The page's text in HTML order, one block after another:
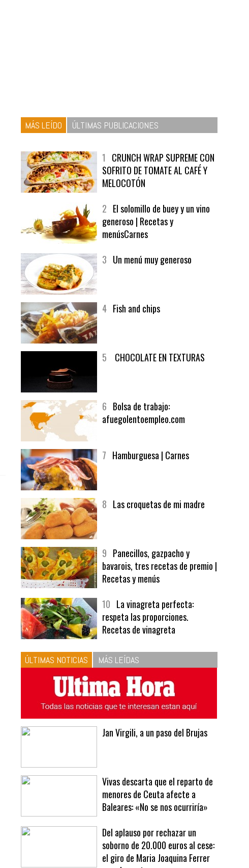
MÁS LEÍDO ÚLTIMAS PUBLICACIONES
SOFRITO DE TOMATE AL CAFÉ Y
MELOCOTÓN
generoso | Recetas y
afuegolentoempleo.com
bavarois, tres recetas de premio |
Recetas y menús
respeta las proporciones.
Recetas de vinagreta
ÚLTIMAS NOTICIAS MÁS LEÍDAS
menores de Ceuta afecte a
Baleares: «No se nos ocurriría»